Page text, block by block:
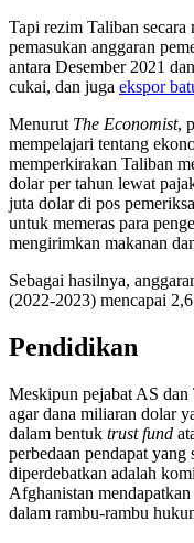
Tapi rezim Taliban
pemasukan anggaran
antara Desember 2021
cukai, dan juga ekspor
Menurut The Economist,
mempelajari tentang
memperkirakan Taliban
dolar per tahun lewat
juta dolar di pos
untuk memeras para
mengirimkan makanan
Sebagai hasilnya,
(2022-2023) mencapai
Pendidikan
Meskipun pejabat AS dan
agar dana miliaran dolar
dalam bentuk trust fund
perbedaan pendapat
diperdebatkan adalah
Afghanistan
dalam rambu-rambu